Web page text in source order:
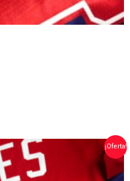
¡Oferta!